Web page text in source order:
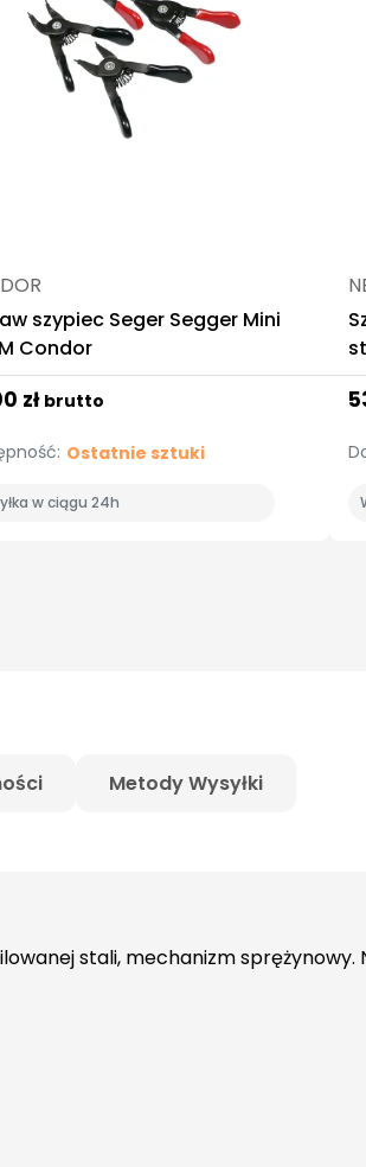
szypiec Seger Segger Mini
Condor
złbrutto
Ostatnie sztuki
w ciągu 24h
Metody Wysyłki
stali, mechanizm sprężynowy.